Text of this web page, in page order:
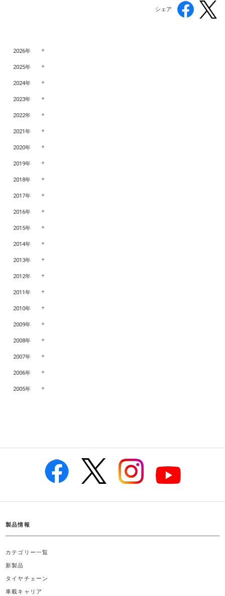
シェア
2026年
2025年
2024年
2023年
2022年
2021年
2020年
2019年
2018年
2017年
2016年
2015年
2014年
2013年
2012年
2011年
2010年
2009年
2008年
2007年
2006年
2005年
製品情報
カテゴリー一覧
新製品
タイヤチェーン
車載キャリア